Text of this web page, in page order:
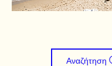
Αναζήτηση